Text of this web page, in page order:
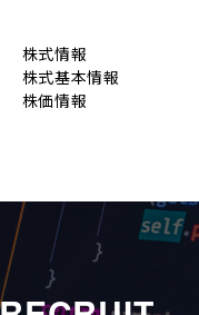
株式情報
株式基本情報
株価情報